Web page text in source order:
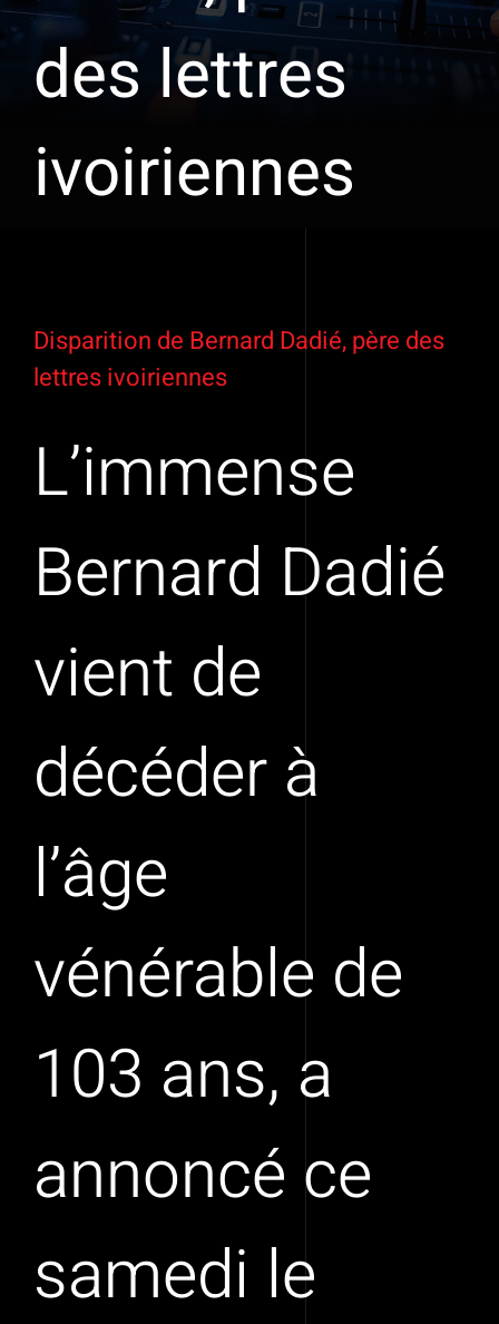
des lettres
ivoiriennes
l'image
agrandie
Disparition de Bernard Dadié, père des
lettres ivoiriennes
L’immense
Bernard Dadié
vient de
décéder à
l’âge
vénérable de
103 ans, a
annoncé ce
samedi le